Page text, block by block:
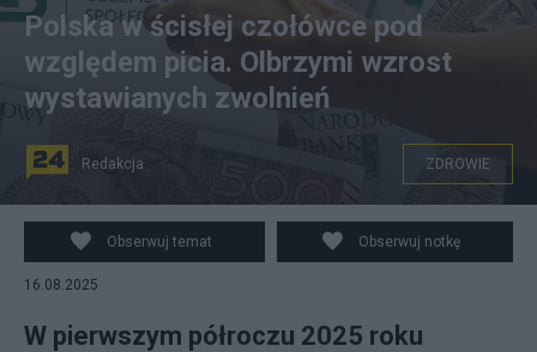
Polska w ścisłej czołówce pod
względem picia. Olbrzymi wzrost
wystawianych zwolnień
Redakcja ZDROWIE
Obserwuj temat Obserwuj notkę
16.08.2025
W pierwszym półroczu 2025 roku